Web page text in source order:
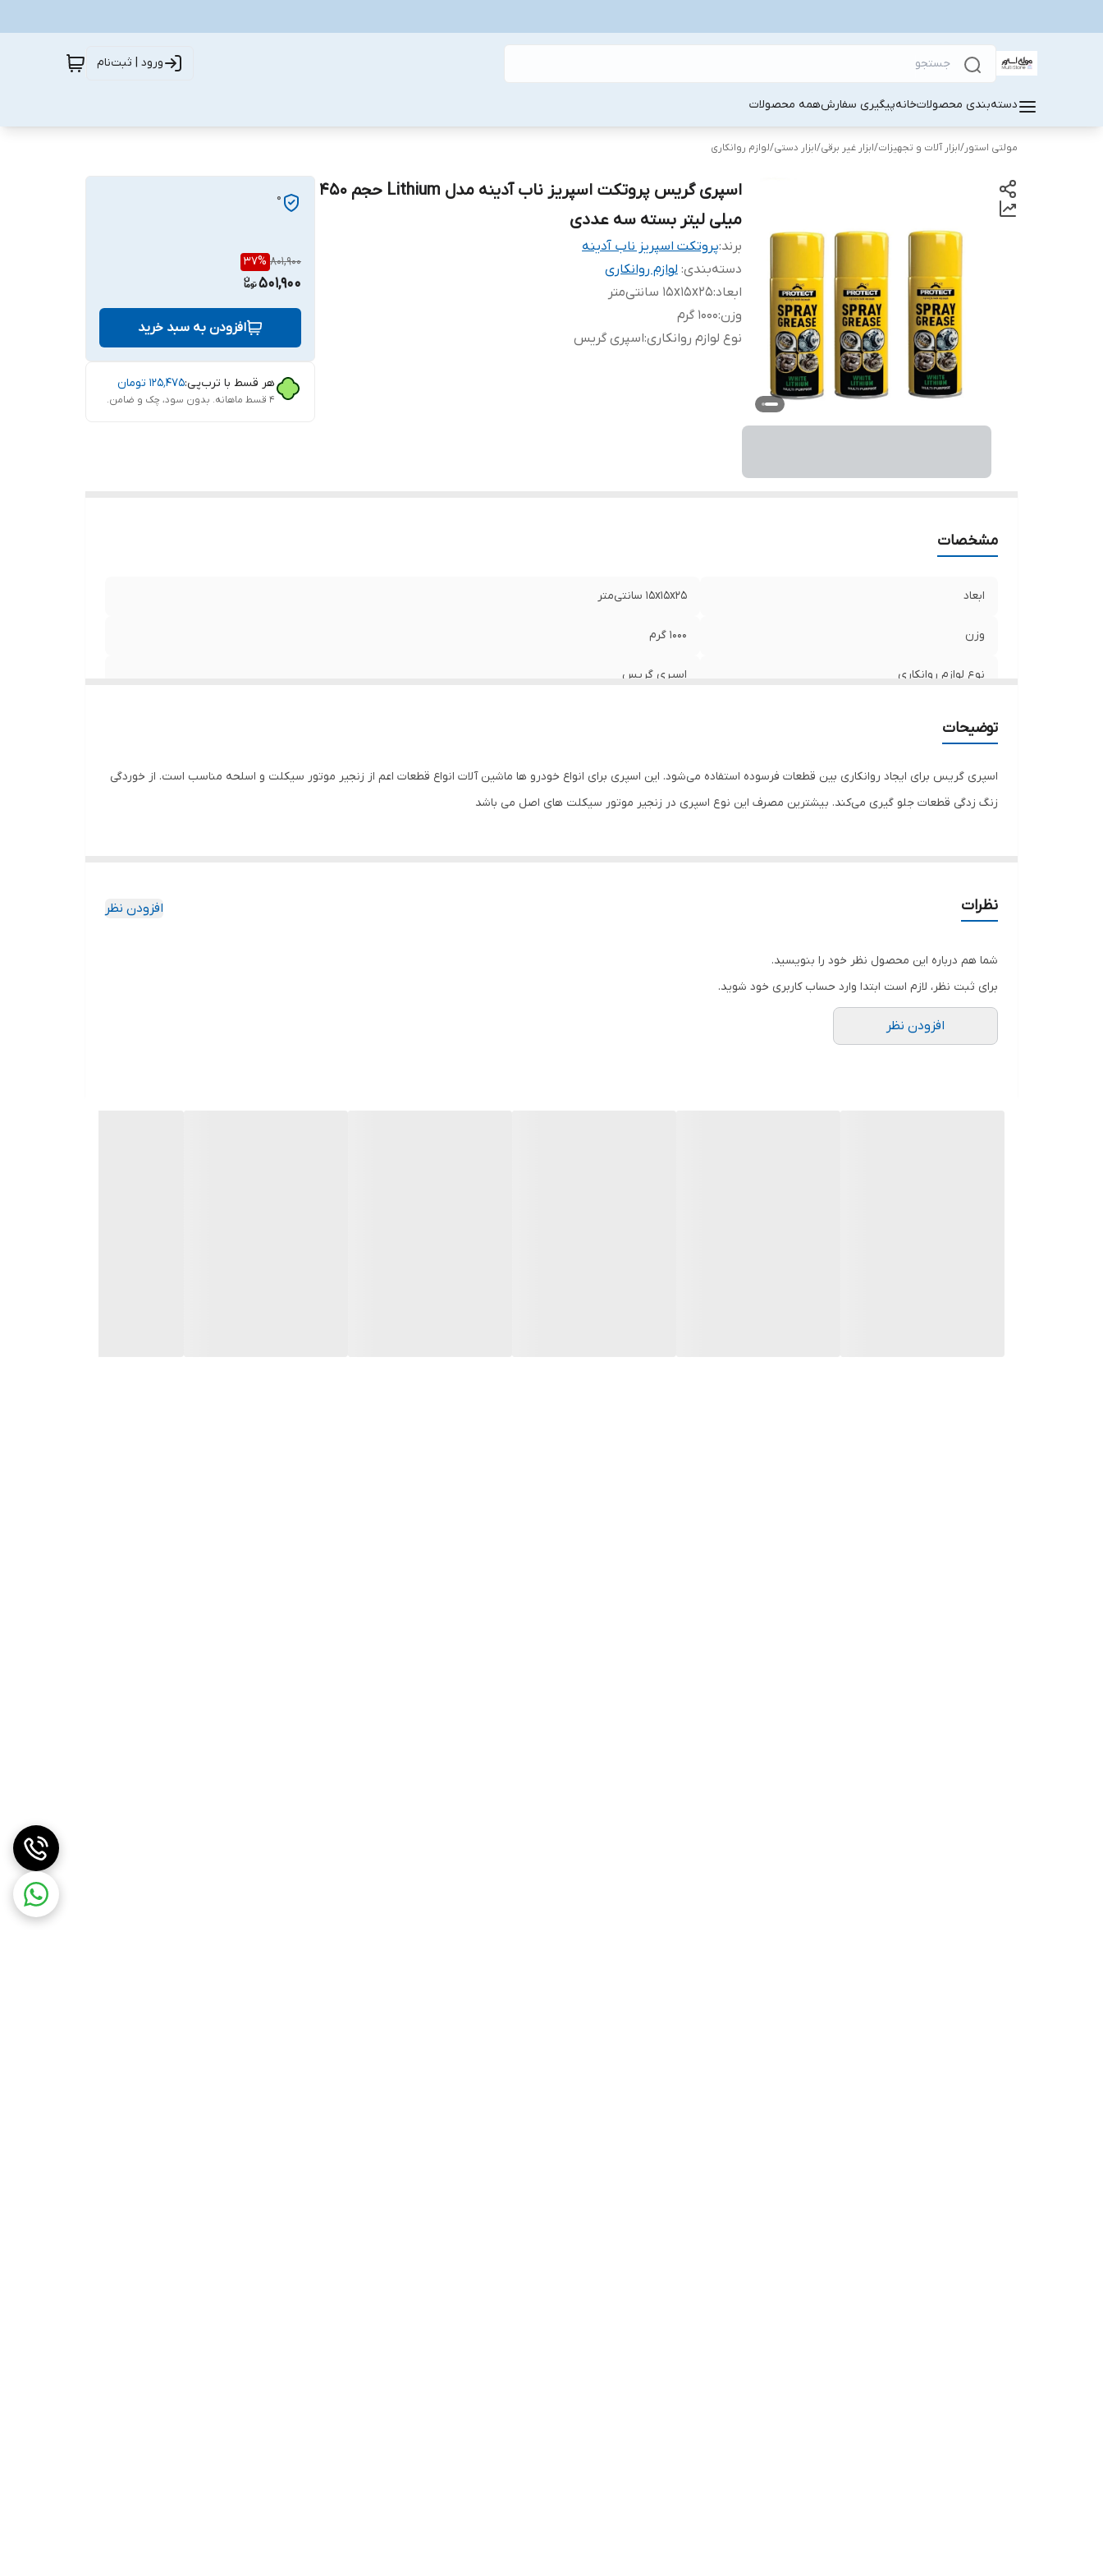
ورود | ثبت‌نام
دسته‌بندی محصولاتخانهپیگیری سفارشهمه محصولات
مولتی استور/ابزار آلات و تجهیزات/ابزار غیر برقی/ابزار دستی/لوازم روانکاری
اسپری گریس پروتکت اسپریز ناب آدینه مدل Lithium حجم 450
میلی لیتر بسته سه عددی
برند:پروتکت اسپریز ناب آدینه
دسته‌بندی: لوازم روانکاری
ابعاد:15x15x25 سانتی‌متر
وزن:1000 گرم
نوع لوازم روانکاری:اسپری گریس
0
801,900
37%
501,900
افزودن به سبد خرید
هر قسط با ترب‌پی:۱۲۵٬۴۷۵ تومان
۴ قسط ماهانه. بدون سود، چک و ضامن.
مشخصات
ابعاد 15x15x25 سانتی‌متر
وزن 1000 گرم
نوع لوازم روانکاری اسپری گریس
توضیحات
اسپری گریس برای ایجاد روانکاری بین قطعات فرسوده استفاده می‌شود. این اسپری برای انواع خودرو ها ماشین آلات انواع قطعات اعم از زنجیر موتور سیکلت و اسلحه مناسب است. از خوردگی
زنگ زدگی قطعات جلو گیری می‌کند. بیشترین مصرف این نوع اسپری در زنجیر موتور سیکلت های اصل می باشد
نظرات افزودن نظر
شما هم درباره این محصول نظر خود را بنویسید.
برای ثبت نظر، لازم است ابتدا وارد حساب کاربری خود شوید.
افزودن نظر